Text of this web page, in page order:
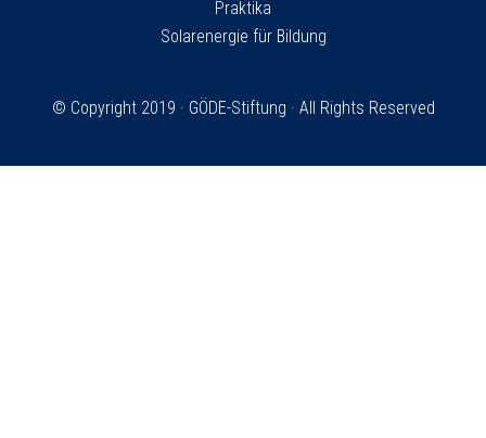
Praktika
Solarenergie für Bildung
© Copyright 2019 · GÖDE-Stiftung · All Rights Reserved